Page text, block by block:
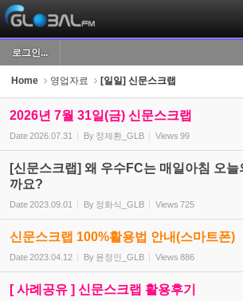
로그인...
Home 영업자료 [일일] 신문스크랩
2026년 7월 31일(금) 신문스크랩
Date2026.07.31 By 정제환_GLB Views 99
[신문스크랩] 왜 우수FC는 매일아침 오늘
까요?
Date2023.09.01 By 정화식_GLB Views 725
신문스크랩 100%활용법 안내(스마트폰)
Date2023.04.12 By 윤정인_GLB Views 886
[ 사례공유 ] 신문스크랩 활용후기
Sketchbook5, 스케치
Sketchbook5, 스케치